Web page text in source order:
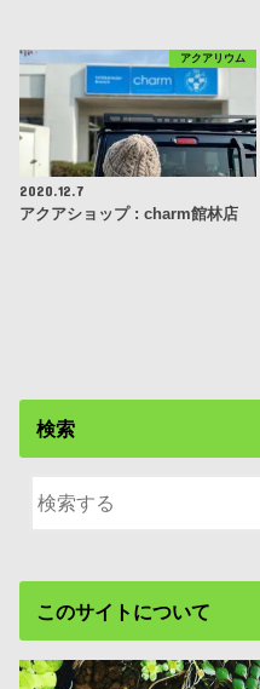
アクアリウム
2020.12.7
アクアショップ : charm館林店
検索
このサイトについて